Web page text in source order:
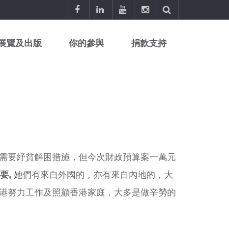
覽及出版 你的參與 捐款支持
要紓貧解困措施，但今次財政預算案一萬元
, 她們有來自外國的，亦有來自內地的，大
努力工作及照顧香港家庭，大多是做辛勞的